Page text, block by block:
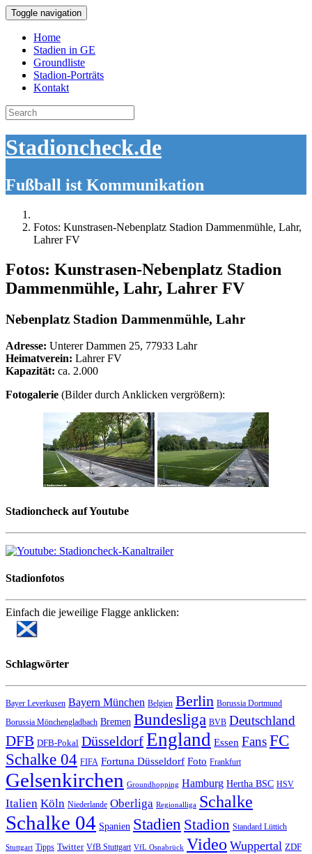
Toggle navigation
Home
Stadien in GE
Groundliste
Stadion-Porträts
Kontakt
Search
for:
Stadioncheck.de
Fußball ist Kommunikation
Fotos: Kunstrasen-Nebenplatz Stadion Dammenmühle, Lahr,
Lahrer FV
Fotos: Kunstrasen-Nebenplatz Stadion
Dammenmühle, Lahr, Lahrer FV
Nebenplatz Stadion Dammenmühle, Lahr
Adresse: Unterer Dammen 25, 77933 Lahr
Heimatverein: Lahrer FV
Kapazität: ca. 2.000
Fotogalerie (Bilder durch Anklicken vergrößern):
Stadioncheck auf Youtube
Stadionfotos
Einfach die jeweilige Flagge anklicken:
Schlagwörter
Bayer Leverkusen Bayern München Belgien Berlin Borussia Dortmund
Borussia Mönchengladbach Bremen Bundesliga BVB Deutschland
DFB DFB-Pokal DüsseldorfEngland Essen FansFC
Schalke 04 FIFA Fortuna Düsseldorf Foto Frankfurt
Gelsenkirchen Groundhopping Hamburg Hertha BSC HSV
Italien Köln Niederlande Oberliga Regionalliga Schalke
Schalke 04 Spanien Stadien Stadion Standard Lüttich
Stuttgart Tipps Twitter VfB Stuttgart VfL Osnabrück Video Wuppertal ZDF